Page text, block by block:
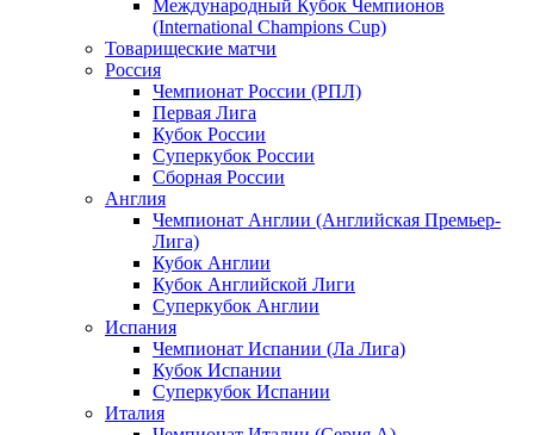
Международный Кубок Чемпионов
(International Champions Cup)
Товарищеские матчи
Россия
Чемпионат России (РПЛ)
Первая Лига
Кубок России
Суперкубок России
Сборная России
Англия
Чемпионат Англии (Английская Премьер-
Лига)
Кубок Англии
Кубок Английской Лиги
Суперкубок Англии
Испания
Чемпионат Испании (Ла Лига)
Кубок Испании
Суперкубок Испании
Италия